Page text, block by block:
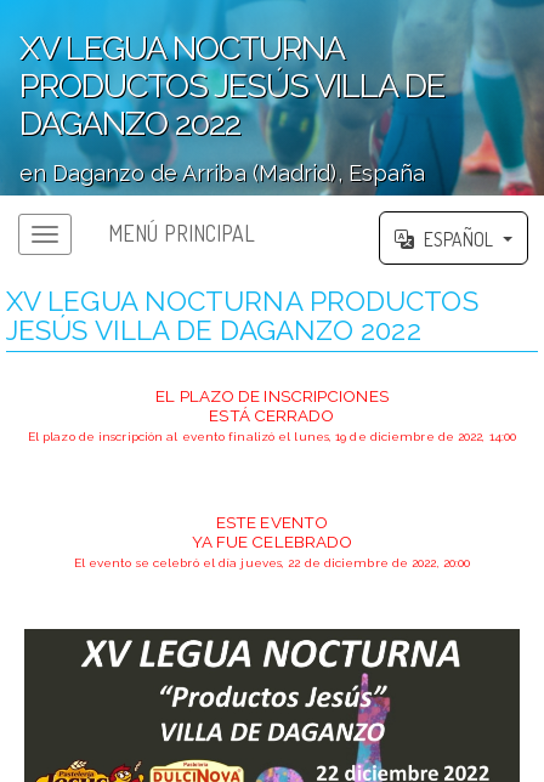
XV LEGUA NOCTURNA
PRODUCTOS JESÚS VILLA DE
DAGANZO 2022
en Daganzo de Arriba (Madrid), España
MENÚ PRINCIPAL ESPAÑOL
XV LEGUA NOCTURNA PRODUCTOS
JESÚS VILLA DE DAGANZO 2022
EL PLAZO DE INSCRIPCIONES
ESTÁ CERRADO
El plazo de inscripción al evento finalizó el lunes, 19 de diciembre de 2022, 14:00
ESTE EVENTO
YA FUE CELEBRADO
El evento se celebró el día jueves, 22 de diciembre de 2022, 20:00